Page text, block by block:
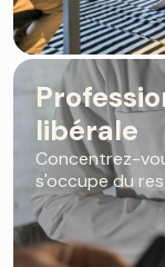
libérale
Concentrez-
s'occupe du